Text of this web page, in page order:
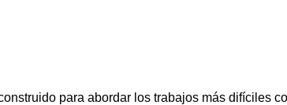
para abordar los trabajos más difíciles